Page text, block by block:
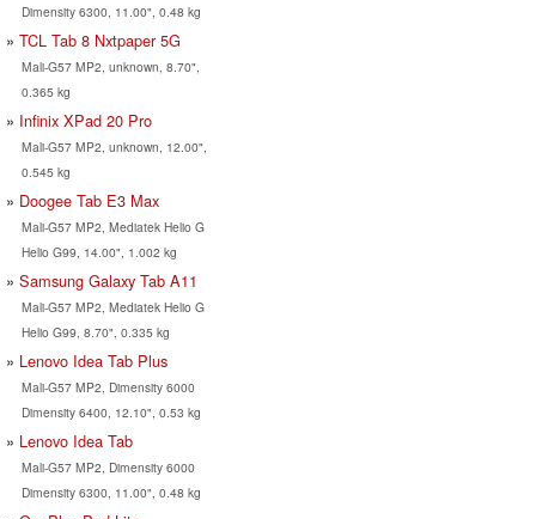
Dimensity 6300, 11.00", 0.48 kg
TCL Tab 8 Nxtpaper 5G
Mali-G57 MP2, unknown, 8.70",
0.365 kg
Infinix XPad 20 Pro
Mali-G57 MP2, unknown, 12.00",
0.545 kg
Doogee Tab E3 Max
Mali-G57 MP2, Mediatek Helio G
Helio G99, 14.00", 1.002 kg
Samsung Galaxy Tab A11
Mali-G57 MP2, Mediatek Helio G
Helio G99, 8.70", 0.335 kg
Lenovo Idea Tab Plus
Mali-G57 MP2, Dimensity 6000
Dimensity 6400, 12.10", 0.53 kg
Lenovo Idea Tab
Mali-G57 MP2, Dimensity 6000
Dimensity 6300, 11.00", 0.48 kg